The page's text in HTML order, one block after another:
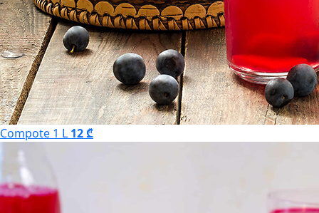
Compote 1 L 12 ₾